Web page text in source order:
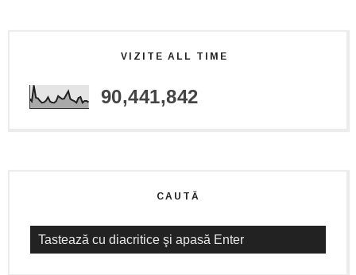
VIZITE ALL TIME
90,441,842
CAUTĂ